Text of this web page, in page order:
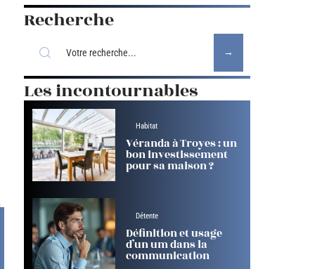
Recherche
Les incontournables
Habitat
Véranda à Troyes : un
bon investissement
pour sa maison ?
Détente
Définition et usage
d’un um dans la
communication